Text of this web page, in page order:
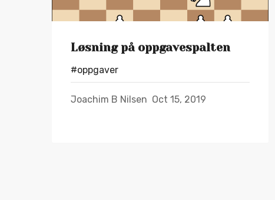
Løsning på oppgavespalten
#oppgaver
Joachim B Nilsen Oct 15, 2019